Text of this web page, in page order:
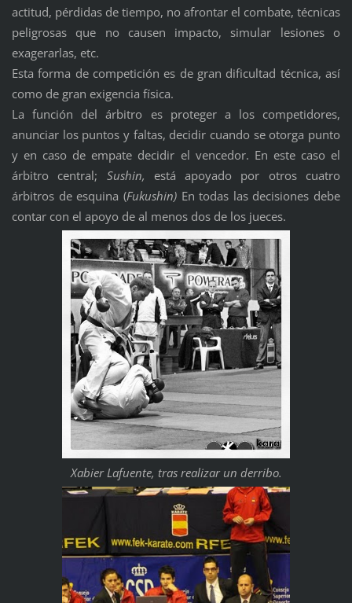
actitud, pérdidas de tiempo, no afrontar el combate, técnicas
peligrosas que no causen impacto, simular lesiones o
exagerarlas, etc.
Esta forma de competición es de gran dificultad técnica, así
como de gran exigencia física.
La función del árbitro es proteger a los competidores,
anunciar los puntos y faltas, decidir cuando se otorga punto
y en caso de empate decidir el vencedor. En este caso el
árbitro central; Sushin, está apoyado por otros cuatro
árbitros de esquina (Fukushin)En todas las decisiones debe
contar con el apoyo de al menos dos de los jueces.
Xabier Lafuente, tras realizar un derribo.